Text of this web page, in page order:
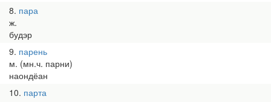
8 пара
ж.
будэр
9 парень
м. (мн.ч. парни)
наондёан
10 парта